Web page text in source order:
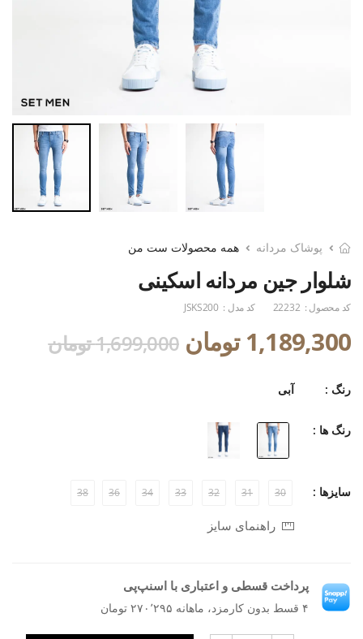
پوشاک مردانه همه محصولات ست من
شلوار جین مردانه اسکینی
کد محصول : 22232 کد مدل : JSKS200
1,189,300 تومان 1,699,000 تومان
رنگ : آبی
رنگ ها :
سایزها : 30
31
32
33
34
36
38
راهنمای سایز
پرداخت قسطی و اعتباری با اسنپ‌پی
۴ قسط بدون کارمزد، ماهانه ۲۷۰٬۲۹۵ تومان